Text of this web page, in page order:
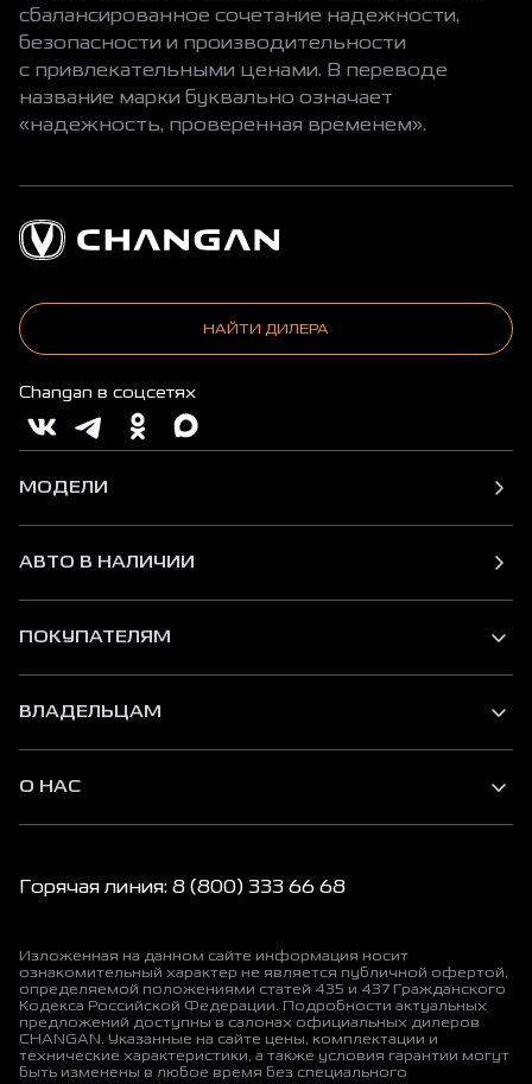
сбалансированное сочетание надежности,
безопасности и производительности
с привлекательными ценами. В переводе
название марки буквально означает
«надежность, проверенная временем».
НАЙТИ ДИЛЕРА
Changan в соцсетях
МОДЕЛИ
АВТО В НАЛИЧИИ
ПОКУПАТЕЛЯМ
ВЛАДЕЛЬЦАМ
О НАС
Горячая линия: 8 (800) 333 66 68
Изложенная на данном сайте информация носит
ознакомительный характер не является публичной офертой,
определяемой положениями статей 435 и 437 Гражданского
Кодекса Российской Федерации. Подробности актуальных
предложений доступны в салонах официальных дилеров
CHANGAN. Указанные на сайте цены, комплектации и
технические характеристики, а также условия гарантии могут
быть изменены в любое время без специального